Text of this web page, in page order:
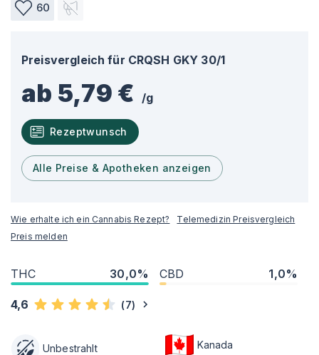
60
Preisvergleich für CRQSH GKY 30/1
ab 5,79 € /g
Rezeptwunsch
Alle Preise & Apotheken anzeigen
Wie erhalte ich ein Cannabis Rezept?
Telemedizin Preisvergleich
Preis melden
THC 30,0% CBD 1,0%
4,6 (7)
Unbestrahlt Kanada